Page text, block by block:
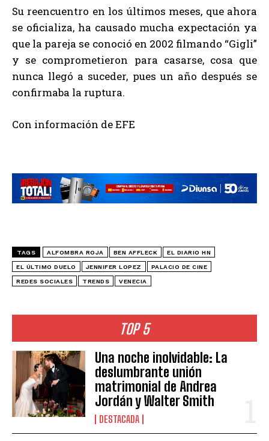
TOP 5
Una noche inolvidable: La
deslumbrante unión
matrimonial de Andrea
Jordán y Walter Smith
DESTACADA
Su reencuentro en los últimos meses, que ahora
se oficializa, ha causado mucha expectación ya
que la pareja se conoció en 2002 filmando “Gigli”
y se comprometieron para casarse, cosa que
nunca llegó a suceder, pues un año después se
confirmaba la ruptura.
Con información de EFE
TAGS ALFOMBRA ROJA BEN AFFLECK EL DIARIO HN
EL ÚLTIMO DUELO JENNIFER LOPEZ PALACIO DE CINE
REDES SOCIALES TRENDS VENECIA